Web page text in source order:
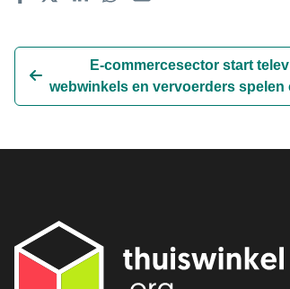
E-commercesector start
webwinkels en vervoerders spelen